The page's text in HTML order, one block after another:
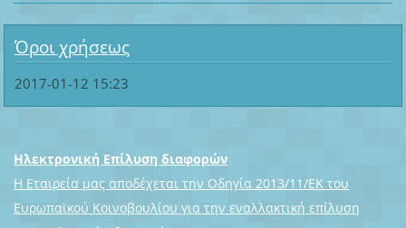
Όροι χρήσεως
2017-01-12 15:23
Ηλεκτρονική Επίλυση διαφορών
Η Εταιρεία μας αποδέχεται την Οδηγία 2013/11/ΕΚ του
Ευρωπαϊκού Κοινοβουλίου για την εναλλακτική επίλυση